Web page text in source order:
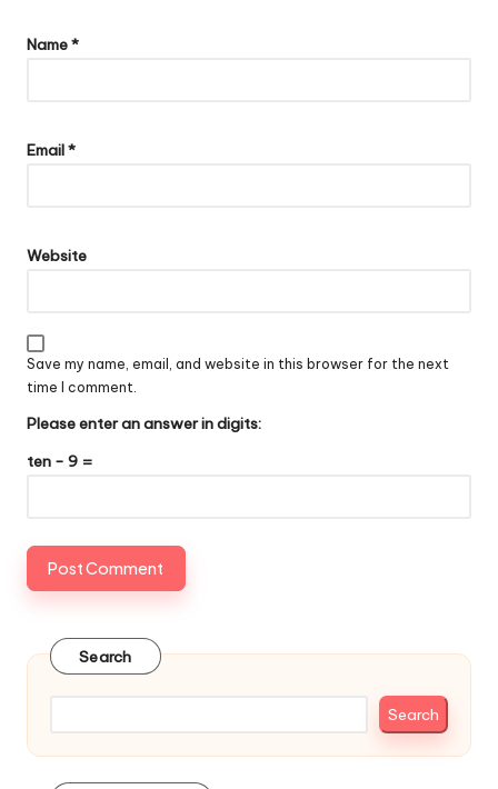
Name*
Email*
Website
Save my name, email, and website in this browser for the next
time I comment.
Please enter an answer in digits:
ten − 9 =
Search
Search